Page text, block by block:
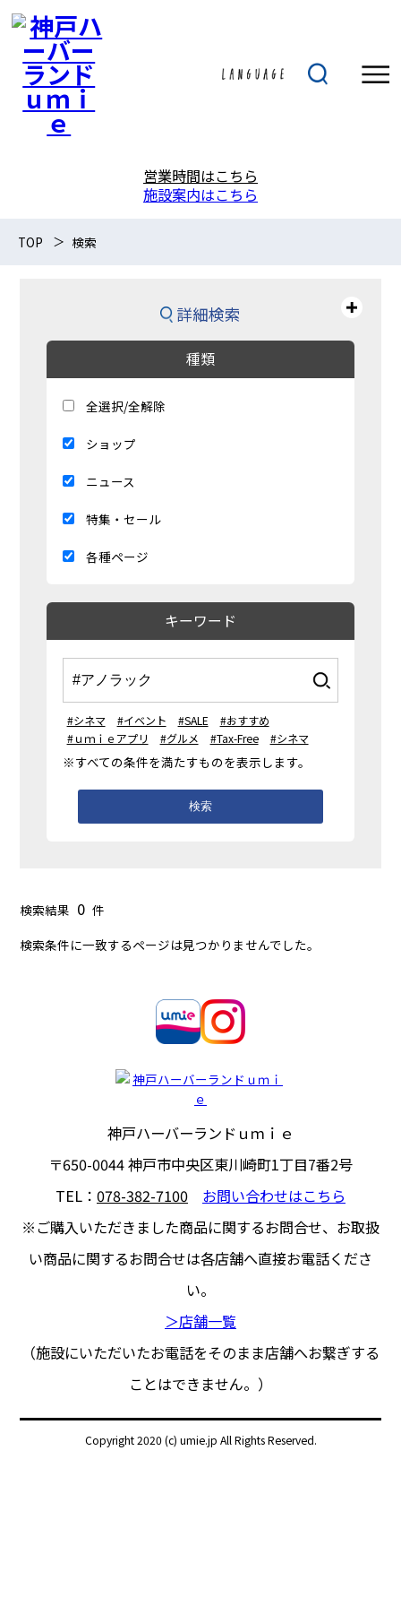
営業時間はこちら
施設案内はこちら
TOP 検索
詳細検索
種類
全選択/全解除
ショップ
ニュース
特集・セール
各種ページ
キーワード
#シネマ #イベント #SALE
#おすすめ
#ｕｍｉｅアプリ
#グルメ #Tax-Free #シネマ
※すべての条件を満たすものを表示します。
検索
検索結果 0 件
検索条件に一致するページは見つかりませんでした。
神戸ハーバーランドｕｍｉｅ
〒650-0044神戸市中央区東川崎町1丁目7番2号
TEL： 078-382-7100
お問い合わせはこちら
※ご購入いただきました商品に関するお問合せ、 お取扱
い商品に関するお問合せは各店舗へ直接お電話くださ
い。
＞店舗一覧
（施設にいただいたお電話をそのまま店舗へお繋ぎする
ことはできません。）
Copyright 2020 (c) umie.jp All Rights Reserved.